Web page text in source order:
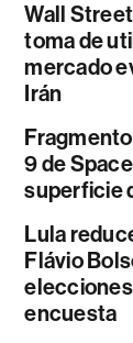
Wall
toma de
mercado
Irán
9 de
superficie
Lula
Flávio
encuesta